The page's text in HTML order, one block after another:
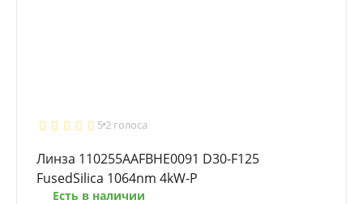
5 2 голоса
Линза 110255AAFBHE0091 D30-F125
FusedSilica 1064nm 4kW-P
Есть в наличии